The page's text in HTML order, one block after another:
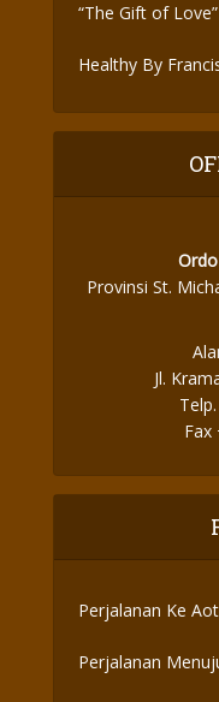
“The Gift of Love”
Healthy By
Provinsi St.
Jl.
Fax
Perjalanan Ke
Perjalanan